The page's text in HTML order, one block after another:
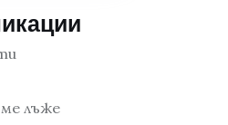
лъже